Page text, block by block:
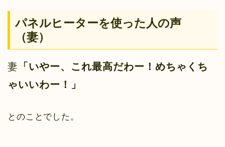
パネルヒーターを使った人の声
（妻）
妻 「いやー、これ最高だわー！めちゃくち
ゃいいわー！」
とのことでした。